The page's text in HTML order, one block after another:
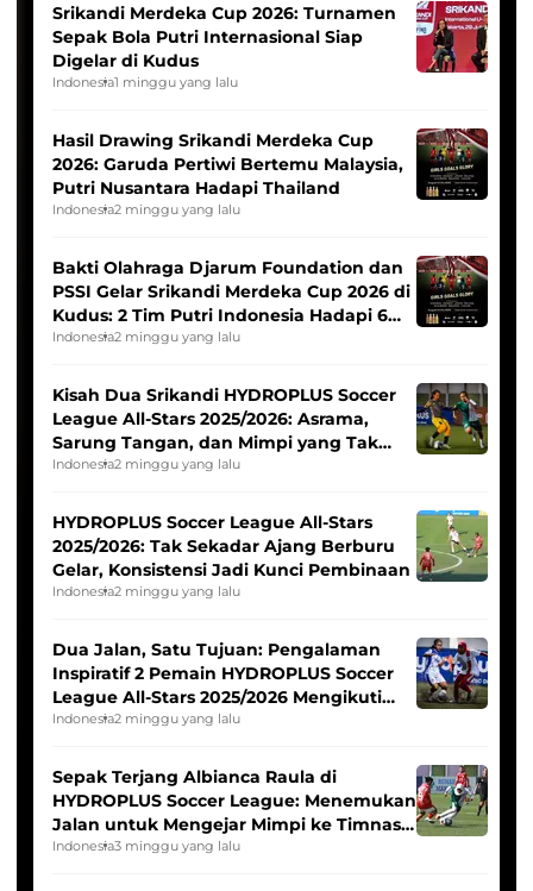
Srikandi Merdeka Cup 2026: Turnamen
Sepak Bola Putri Internasional Siap
Digelar di Kudus
Indonesia1 minggu yang lalu
Hasil Drawing Srikandi Merdeka Cup
2026: Garuda Pertiwi Bertemu Malaysia,
Putri Nusantara Hadapi Thailand
Indonesia2 minggu yang lalu
Bakti Olahraga Djarum Foundation dan
PSSI Gelar Srikandi Merdeka Cup 2026 di
Kudus: 2 Tim Putri Indonesia Hadapi 6
Tim Asia
Indonesia2 minggu yang lalu
Kisah Dua Srikandi HYDROPLUS Soccer
League All-Stars 2025/2026: Asrama,
Sarung Tangan, dan Mimpi yang Tak
Pernah Padam
Indonesia2 minggu yang lalu
HYDROPLUS Soccer League All-Stars
2025/2026: Tak Sekadar Ajang Berburu
Gelar, Konsistensi Jadi Kunci Pembinaan
Indonesia2 minggu yang lalu
Dua Jalan, Satu Tujuan: Pengalaman
Inspiratif 2 Pemain HYDROPLUS Soccer
League All-Stars 2025/2026 Mengikuti
Seleksi Timnas Indonesia Putri
Indonesia2 minggu yang lalu
Sepak Terjang Albianca Raula di
HYDROPLUS Soccer League: Menemukan
Jalan untuk Mengejar Mimpi ke Timnas
Indonesia Putri
Indonesia3 minggu yang lalu